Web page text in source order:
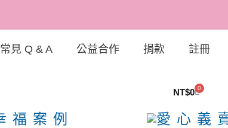
常見 Q & A 公益合作 捐款 註冊
NT$0 0